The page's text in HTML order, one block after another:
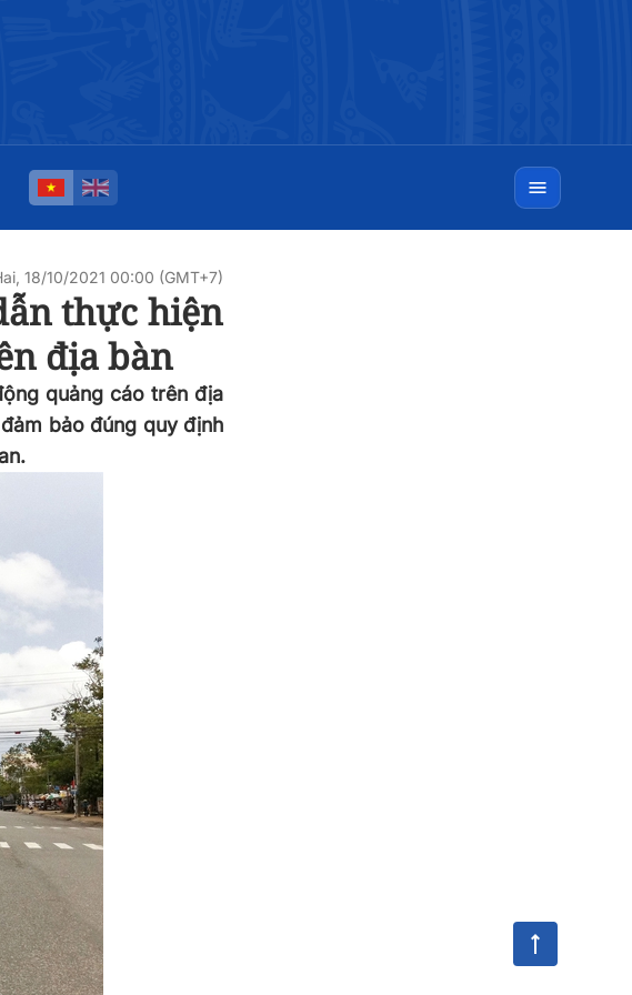
18/10/2021 00:00 (GMT+7)
thực hiện
địa bàn
quảng cáo trên địa
bảo đúng quy định